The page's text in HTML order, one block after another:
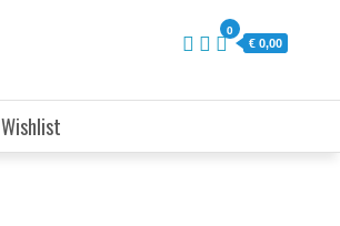
0
€ 0,00
Wishlist